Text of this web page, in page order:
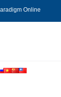
Online